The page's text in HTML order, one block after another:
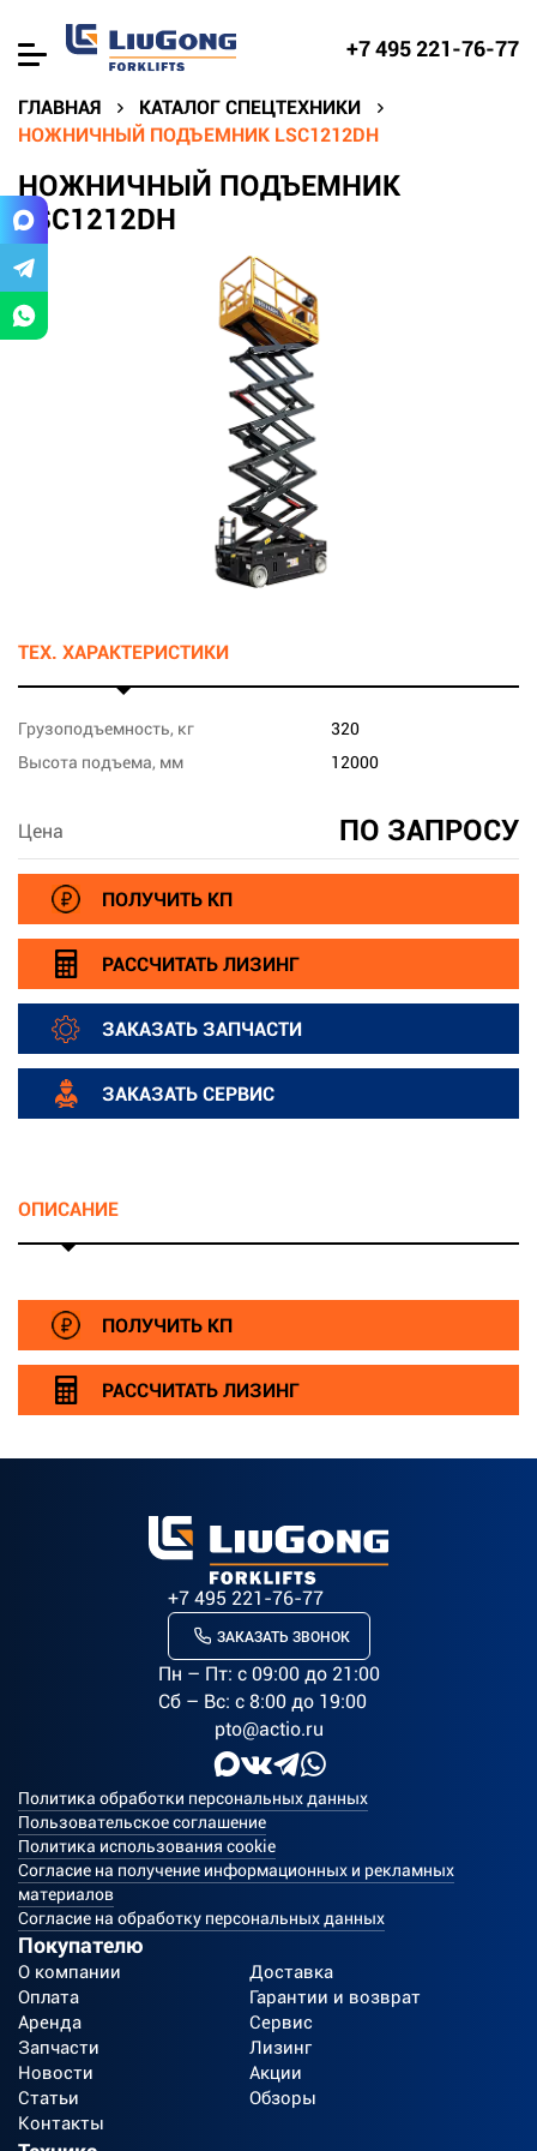
+7 495 221-76-77
ГЛАВНАЯ
КАТАЛОГ СПЕЦТЕХНИКИ
НОЖНИЧНЫЙ ПОДЪЕМНИК LSC1212DH
НОЖНИЧНЫЙ ПОДЪЕМНИК
LSC1212DH
ТЕХ. ХАРАКТЕРИСТИКИ
Грузоподъемность, кг
320
Высота подъема, мм
12000
Цена ПО ЗАПРОСУ
ПОЛУЧИТЬ КП
РАССЧИТАТЬ ЛИЗИНГ
ЗАКАЗАТЬ ЗАПЧАСТИ
ЗАКАЗАТЬ СЕРВИС
ОПИСАНИЕ
ПОЛУЧИТЬ КП
РАССЧИТАТЬ ЛИЗИНГ
+7 495 221-76-77
ЗАКАЗАТЬ ЗВОНОК
Пн – Пт: c 09:00 до 21:00
Сб – Вс: с 8:00 до 19:00
pto@actio.ru
Политика обработки персональных данных
Пользовательское соглашение
Политика использования cookie
Согласие на получение информационных и рекламных
материалов
Согласие на обработку персональных данных
Покупателю
О компании
Доставка
Оплата
Гарантии и возврат
Аренда
Сервис
Запчасти
Лизинг
Новости
Акции
Статьи
Обзоры
Контакты